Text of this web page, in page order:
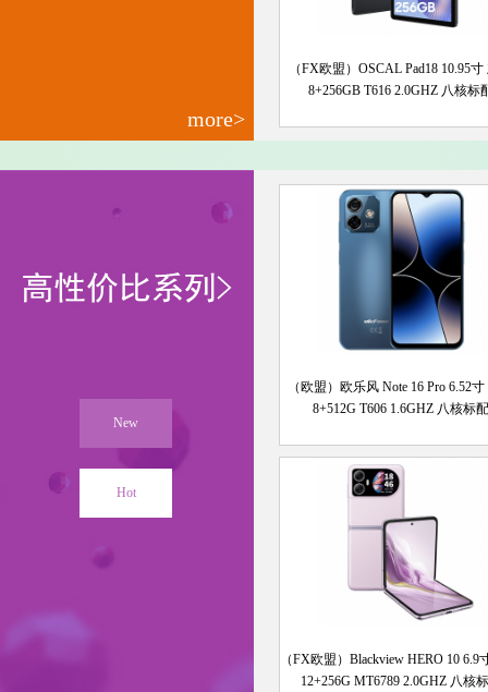
more>
（FX欧盟）OSCAL Pad18 10.95
8+256GB T616 2.0GHZ 八核标
New
Hot
（欧盟）欧乐风 Note 16 Pro 6.52
8+512G T606 1.6GHZ 八核标配
（FX欧盟）Blackview HERO 10 6.9
12+256G MT6789 2.0GHZ 八核